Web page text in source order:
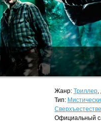
Жанр: Триллер,
Тип:
Официальный